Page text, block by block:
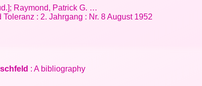
Raymond, Patrick G. …
: 2. Jahrgang : Nr. 8 August 1952
: A bibliography